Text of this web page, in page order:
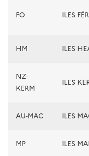
FO ILES
HM ILES
NZ-
KERM
ILES
AU-MAC ILES
MP ILES